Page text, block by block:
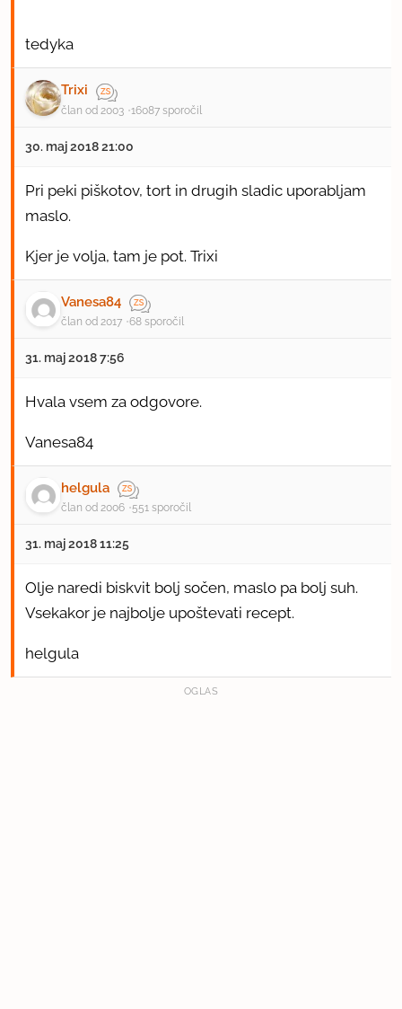
tedyka
Trixi
član od 2003 16087 sporočil
30. maj 2018 21:00
Pri peki piškotov, tort in drugih sladic uporabljam
maslo.
Kjer je volja, tam je pot. Trixi
Vanesa84
član od 2017 68 sporočil
31. maj 2018 7:56
Hvala vsem za odgovore.
Vanesa84
helgula
član od 2006 551 sporočil
31. maj 2018 11:25
Olje naredi biskvit bolj sočen, maslo pa bolj suh.
Vsekakor je najbolje upoštevati recept.
helgula
OGLAS